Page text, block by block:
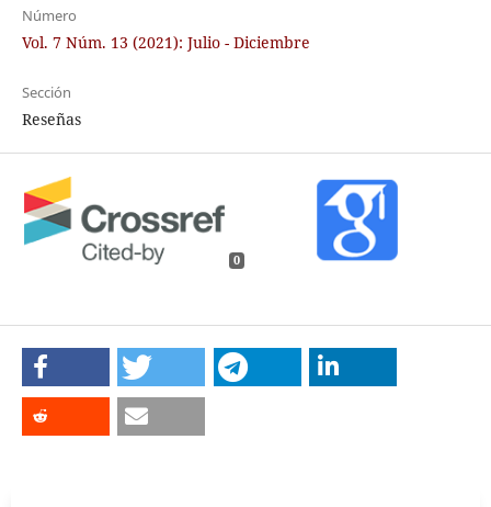
Número
Vol. 7 Núm. 13 (2021): Julio - Diciembre
Sección
Reseñas
0